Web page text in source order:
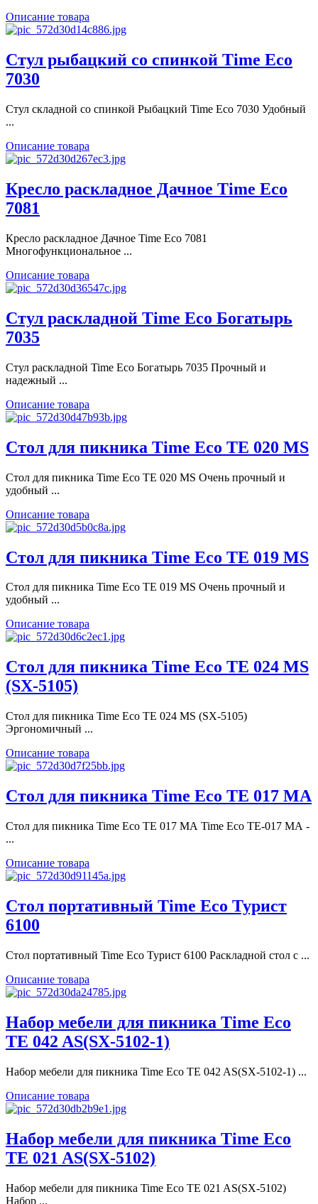
Описание товара
Стул рыбацкий со спинкой Time Eco
7030
Стул складной со спинкой Рыбацкий Time Eco 7030 Удобный
...
Описание товара
Кресло раскладное Дачное Time Eco
7081
Кресло раскладное Дачное Time Eco 7081
Многофункциональное ...
Описание товара
Стул раскладной Time Eco Богатырь
7035
Стул раскладной Time Eco Богатырь 7035 Прочный и
надежный ...
Описание товара
Стол для пикника Time Eco TE 020 MS
Стол для пикника Time Eco TE 020 MS Очень прочный и
удобный ...
Описание товара
Стол для пикника Time Eco TE 019 MS
Стол для пикника Time Eco TE 019 MS Очень прочный и
удобный ...
Описание товара
Стол для пикника Time Eco TE 024 MS
(SX-5105)
Стол для пикника Time Eco TE 024 MS (SX-5105)
Эргономичный ...
Описание товара
Стол для пикника Time Eco TE 017 MА
Стол для пикника Time Eco TE 017 MА Time Eco TE-017 MА -
...
Описание товара
Стол портативный Time Eco Турист
6100
Стол портативный Time Eco Турист 6100 Раскладной стол с ...
Описание товара
Набор мебели для пикника Time Eco
TE 042 AS(SX-5102-1)
Набор мебели для пикника Time Eco TE 042 AS(SX-5102-1) ...
Описание товара
Набор мебели для пикника Time Eco
TE 021 AS(SX-5102)
Набор мебели для пикника Time Eco TE 021 AS(SX-5102)
Набор ...